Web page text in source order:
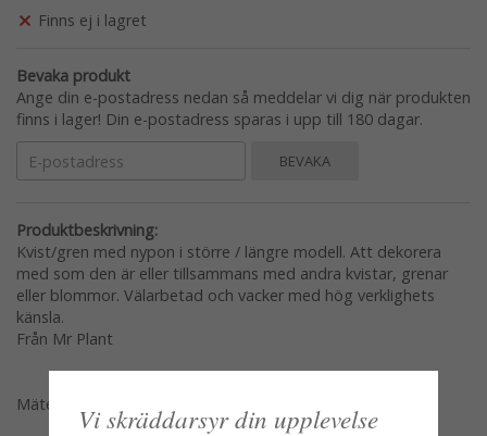
Finns ej i lagret
Bevaka produkt
Ange din e-postadress nedan så meddelar vi dig när produkten
finns i lager! Din e-postadress sparas i upp till 180 dagar.
BEVAKA
Produktbeskrivning:
Kvist/gren med nypon i större / längre modell. Att dekorera
med som den är eller tillsammans med andra kvistar, grenar
eller blommor. Välarbetad och vacker med hög verklighets
känsla.
Från Mr Plant
Mäter 50cmVi skräddarsyr din upplevelse